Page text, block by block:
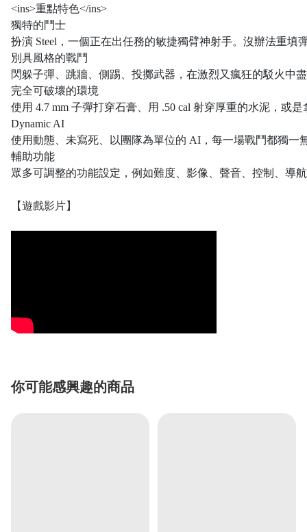
<ins>重點特色</ins>
獨特的鬥士
扮演 Steel，一個正在出任務的敏捷獨臂神射手。沒辦法重
別具風格的戰鬥
閃躲子彈、跳牆、側踢、投擲武器，在激烈又瘋狂的駁火中
完全可破壞的環境
使用 4.7 mm 子彈打穿石膏、用 .50 cal 射穿厚重的水泥，或
Dynamic AI
使用動態、未寫死、以團隊為單位的 AI，每一場戰鬥都獨一
輔助功能
眾多可調整的功能設定，例如難度、影像、聲音、控制、導
【遊戲影片】
你可能感興趣的商品